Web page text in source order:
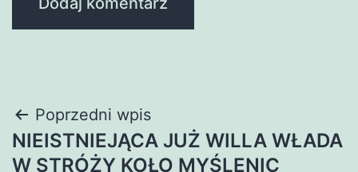
Nawigacja
wpisu
Poprzedni wpis
NIEISTNIEJĄCA JUŻ WILLA WŁADA
W STRÓŻY KOŁO MYŚLENIC